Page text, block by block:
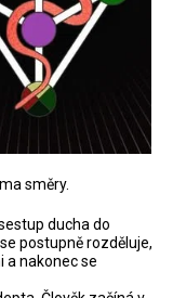
směry.
ducha do
postupně rozděluje,
a nakonec se